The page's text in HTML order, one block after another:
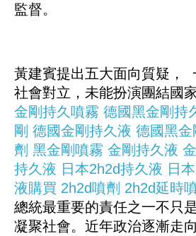
監督。
黃建賓提出五大面向質疑，
社會對立，未能扮演團結國家
金剛持久噴霧 德國黑金剛持
剛 德國金剛持久液 德國黑金
劑 黑金剛噴霧 金剛持久液
持久液 日本2h2d持久液 日
液購買 2h2d噴劑 2h2d延時
總統最重要的責任之一不只
凝聚社會。近年政治逐漸走